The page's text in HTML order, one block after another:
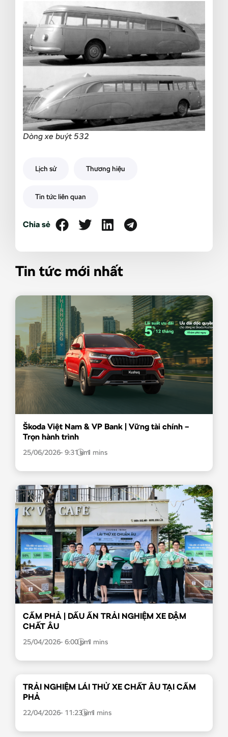
Tin tức mới nhất
Škoda Việt Nam & VP Bank | Vững tài chính –
Trọn hành trình
25/06/2026 9:31 am
CẨM PHẢ | DẤU ẤN TRẢI NGHIỆM XE ĐẬM
CHẤT ÂU
25/04/2026 6:00 pm
TRẢI NGHIỆM LÁI THỬ XE CHẤT ÂU TẠI CẨM
PHẢ
22/04/2026 11:23 am
Dòng xe buýt 532
Lịch sử Thương hiệu
Tin tức liên quan
Chia sẻ